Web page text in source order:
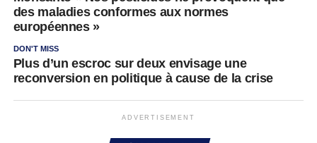
des maladies conformes aux normes
européennes »
DON'T MISS
Plus d’un escroc sur deux envisage une
reconversion en politique à cause de la crise
ADVERTISEMENT